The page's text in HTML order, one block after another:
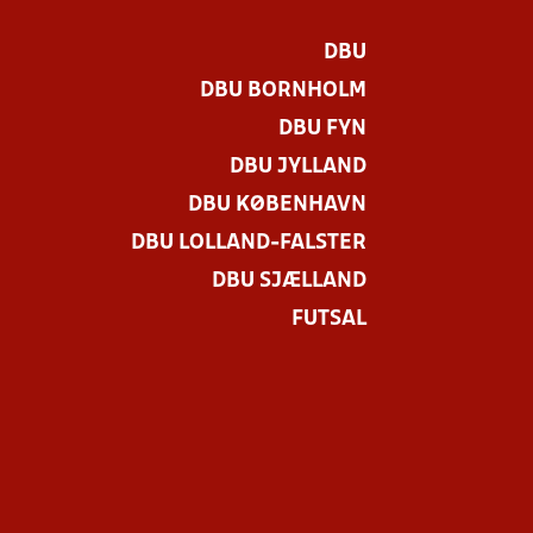
DBU
DBU BORNHOLM
DBU FYN
DBU JYLLAND
DBU KØBENHAVN
DBU LOLLAND-FALSTER
DBU SJÆLLAND
FUTSAL